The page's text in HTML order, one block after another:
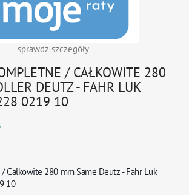
sprawdź szczegóły
/ CAŁKOWITE 280
DEUTZ - FAHR LUK
0219 10
Całkowite 280 mm Same Deutz - Fahr Luk
10